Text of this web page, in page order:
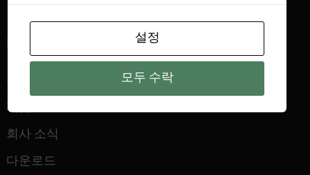
빠른 링크
우리에 관해서
제품
회사 소식
다운로드
설정
모두 수락